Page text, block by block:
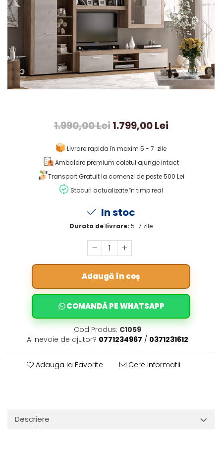
1.990,00 Lei1.799,00 Lei
Livrare rapida în maxim 5 - 7 zile
Ambalare premium coletul ajunge intact
Transport Gratuit la comenzi de peste 500 Lei
Stocuri actualizate în timp real
In stoc
Durata de livrare: 5-7 zile
Adaugă în coș
COMANDĂ PE WHATSAPP
Cod Produs: C1059
Ai nevoie de ajutor? 0771234967 / 0371231612
Adauga la Favorite Cere informatii
Descriere